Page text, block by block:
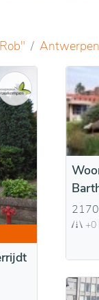
Antwerpen
+0